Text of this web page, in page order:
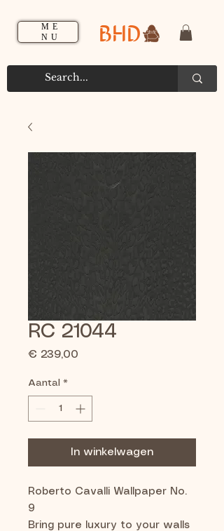
ME
NU
BHD
RC 21044
€ 239,00
Aantal *
In winkelwagen
Roberto Cavalli Wallpaper No.
9
Bring pure luxury to your walls